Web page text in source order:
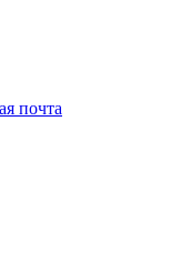
почта